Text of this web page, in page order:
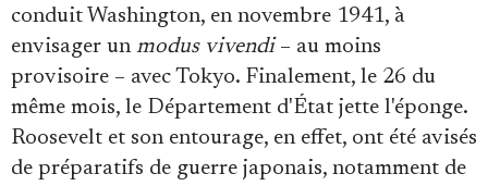
conduit Washington, en novembre 1941, à
envisager un modus vivendi– au moins
provisoire – avec Tokyo. Finalement, le 26 du
même mois, le Département d'État jette l'éponge.
Roosevelt et son entourage, en effet, ont été avisés
de préparatifs de guerre japonais, notamment de